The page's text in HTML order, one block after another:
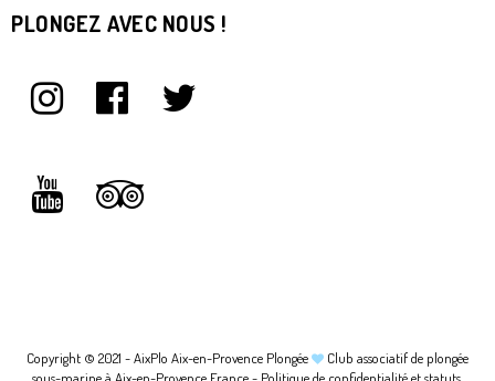
PLONGEZ AVEC NOUS !
Copyright © 2021 - AixPlo Aix-en-Provence Plongée
Club associatif de plongée